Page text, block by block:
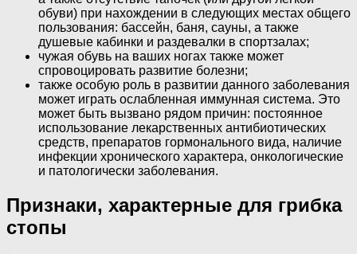
обуви) при нахождении в следующих местах общего
пользования: бассейн, баня, сауны, а также
душевые кабинки и раздевалки в спортзалах;
чужая обувь на ваших ногах также может
спровоцировать развитие болезни;
также особую роль в развитии данного заболевания
может играть ослабленная иммунная система. Это
может быть вызвано рядом причин: постоянное
использование лекарственных антибиотических
средств, препаратов гормонального вида, наличие
инфекции хронического характера, онкологические
и патологически заболевания.
Признаки, характерные для грибка
стопы